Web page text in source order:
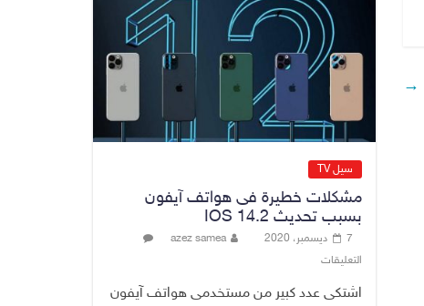
→
القضاء الأعلى:
القبض على عدد من
موظفي بلدية
الناصرية ومعقبين
مستندات وأختام
مزورة
7 أغسطس، 2026
محكمة أمريكية تلزم
مليون دولار
No Comment
سيل TV
مشكلات خطيرة فى هواتف آيفون
بسبب تحديث IOS 14.2
7 ديسمبر، 2020
azez samea
التعليقات
اشتكى عدد كبير من مستخدمى هواتف آيفون